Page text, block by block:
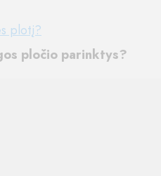
plotį?
pločio parinktys?